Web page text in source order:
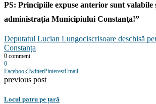
PS: Principiile expuse anterior sunt valabile
administrația Municipiului Constanţa!”
Deputatul Lucian Lungociscrisoare deschisă
Constanța
0 comment
0
FacebookTwitterPinterestEmail
previous post
Locul patru pe țară